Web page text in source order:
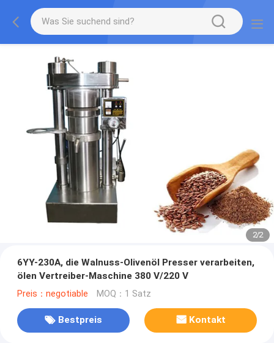
2/2
6YY-230A, die Walnuss-Olivenöl Presser verarbeiten,
ölen Vertreiber-Maschine 380 V/220 V
Preis：negotiable MOQ：1 Satz
Bestpreis Kontakt